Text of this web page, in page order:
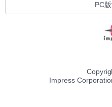
PC
Impress